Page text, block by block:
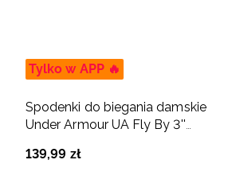
Tylko w APP 🔥
Spodenki do biegania damskie
Under Armour UA Fly By 3''
139,99 zł